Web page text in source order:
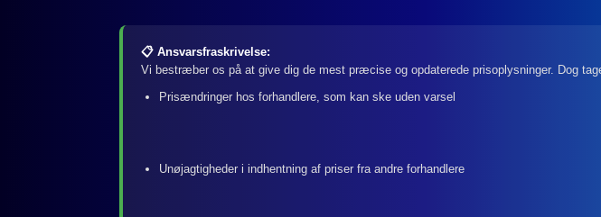
📋 Ansvarsfraskrivelse:
Vi bestræber os på at give dig de mest præcise og opdaterede prisoplysninger. Dog
Prisændringer hos forhandlere, som kan ske uden varsel
Unøjagtigheder i indhentning af priser fra andre forhandlere